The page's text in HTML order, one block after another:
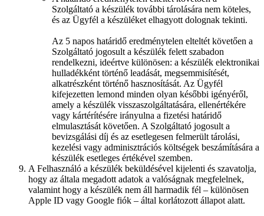
Szolgáltató a készülék további tárolására nem köteles,
és az Ügyfél a készüléket elhagyott dolognak tekinti.
Az 5 napos határidő eredménytelen elteltét követően a
Szolgáltató jogosult a készülék felett szabadon
rendelkezni, ideértve különösen: a készülék elektronikai
hulladékként történő leadását, megsemmisítését,
alkatrészként történő hasznosítását. Az Ügyfél
kifejezetten lemond minden olyan későbbi igényéről,
amely a készülék visszaszolgáltatására, ellenértékére
vagy kártérítésére irányulna a fizetési határidő
elmulasztását követően. A Szolgáltató jogosult a
bevizsgálási díj és az esetlegesen felmerült tárolási,
kezelési vagy adminisztrációs költségek beszámítására a
készülék esetleges értékével szemben.
A Felhasználó a készülék beküldésével kijelenti és szavatolja,
hogy az általa megadott adatok a valóságnak megfelelnek,
valamint hogy a készülék nem áll harmadik fél – különösen
Apple ID vagy Google fiók – által korlátozott állapot alatt.